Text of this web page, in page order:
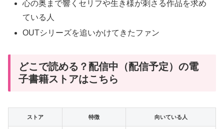
心の奥まで響くセリフや生き様が刺さる作品を求め
ている人
OUTシリーズを追いかけてきたファン
どこで読める？配信中（配信予定）の電
子書籍ストアはこちら
ストア 特徴 向いている人